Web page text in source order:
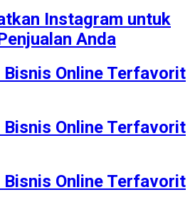
Instagram untuk
Anda
Online Terfavorit
Online Terfavorit
Online Terfavorit